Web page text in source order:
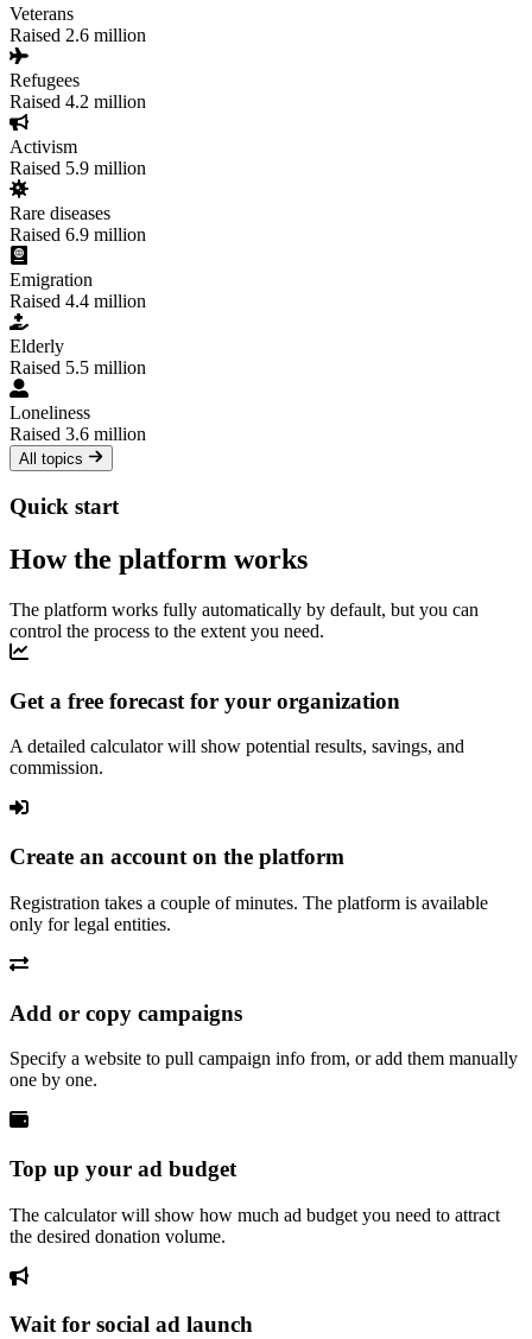
Veterans
Raised 2.6 million
Refugees
Raised 4.2 million
Activism
Raised 5.9 million
Rare diseases
Raised 6.9 million
Emigration
Raised 4.4 million
Elderly
Raised 5.5 million
Loneliness
Raised 3.6 million
All topics
Quick start
How the platform works
The platform works fully automatically by default, but you can
control the process to the extent you need.
Get a free forecast for your organization
A detailed calculator will show potential results, savings, and
commission.
Create an account on the platform
Registration takes a couple of minutes. The platform is available
only for legal entities.
Add or copy campaigns
Specify a website to pull campaign info from, or add them manually
one by one.
Top up your ad budget
The calculator will show how much ad budget you need to attract
the desired donation volume.
Wait for social ad launch